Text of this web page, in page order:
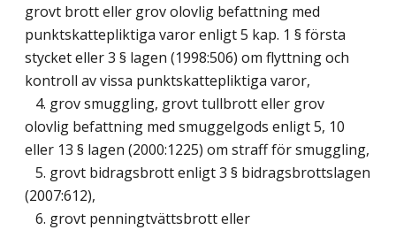
grovt brott eller grov olovlig befattning med
punktskattepliktiga varor enligt 5 kap. 1 § första
stycket eller 3 § lagen (1998:506) om flyttning och
kontroll av vissa punktskattepliktiga varor,
4. grov smuggling, grovt tullbrott eller grov
olovlig befattning med smuggelgods enligt 5, 10
eller 13 § lagen (2000:1225) om straff för smuggling,
5. grovt bidragsbrott enligt 3 § bidragsbrottslagen
(2007:612),
6. grovt penningtvättsbrott eller